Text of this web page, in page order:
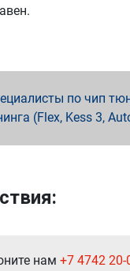
по чип
(Flex, Kess 3,
нам +7 4742 20-